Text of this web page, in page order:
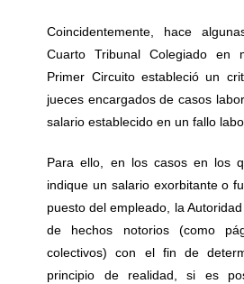
Coincidentemente, hace
Cuarto Tribunal Colegiado en
Primer Circuito estableció un
jueces encargados de casos
salario establecido en un fallo
Para ello, en los casos en los
indique un salario exorbitante o
puesto del empleado, la
de hechos notorios (como
colectivos) con el fin de
principio de realidad, si es